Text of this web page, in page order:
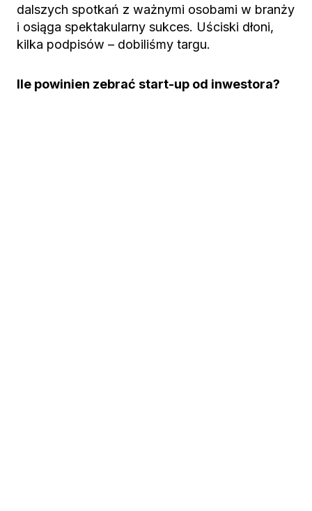
dalszych spotkań z ważnymi osobami w branży
i osiąga spektakularny sukces. Uściski dłoni,
kilka podpisów – dobiliśmy targu.
Ile powinien zebrać start-up od inwestora?